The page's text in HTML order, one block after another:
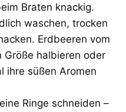
Braten knackig.
waschen, trocken
Erdbeeren vom
Größe halbieren oder
ihre süßen Aromen
Ringe schneiden –